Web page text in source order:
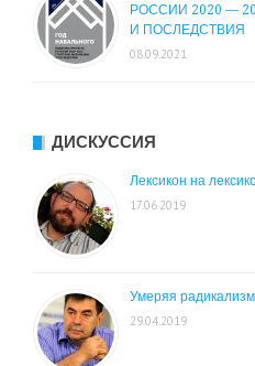
РОССИИ 2020 —
И ПОСЛЕДСТВИЯ
08.09.2021
ДИСКУССИЯ
Лексикон на
17.06.2019
Умеряя
29.04.2019